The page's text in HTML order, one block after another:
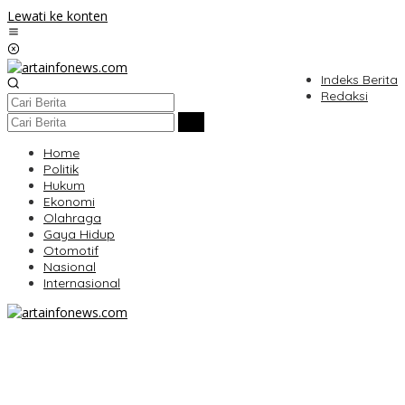
Lewati ke konten
Indeks Berita
Redaksi
Home
Politik
Hukum
Ekonomi
Olahraga
Gaya Hidup
Otomotif
Nasional
Internasional